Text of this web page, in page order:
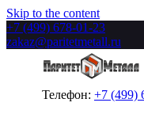
Skip to the content
+7 (499) 678-01-23
zakaz@paritetmetall.ru
Телефон: +7 (499)